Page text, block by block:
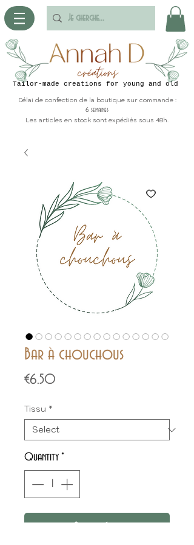
Tailor-made creations for young and old
Délai de confection de la boutique sur commande :
6 semaines
Les articles en stock sont expédiés sous 48h.
Bar à chouchous
€6.50
Tissu *
Quantity *